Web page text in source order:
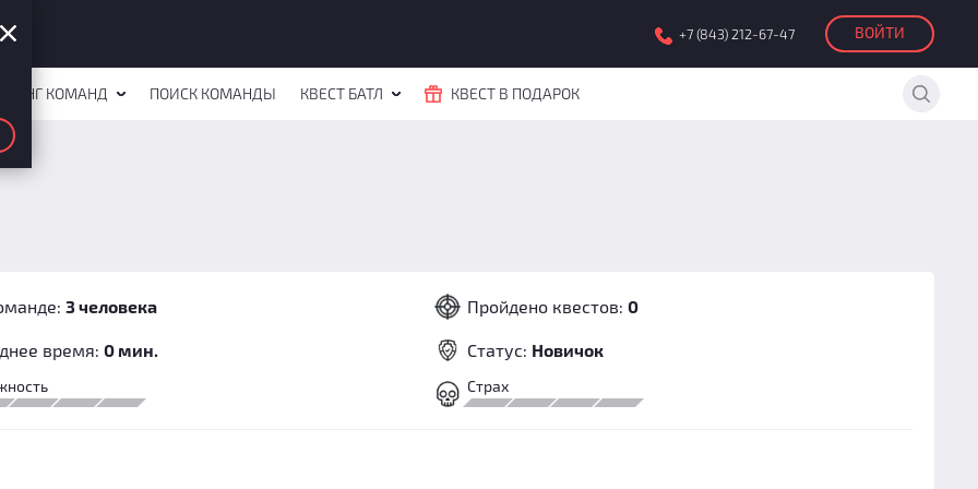
+7 (843) 212-67-47 ВОЙТИ
КОМАНД ПОИСК КОМАНДЫ КВЕСТ БАТЛ КВЕСТ В ПОДАРОК
3 человека Пройдено квестов:0
время:0 мин. Статус: Новичок
Страх